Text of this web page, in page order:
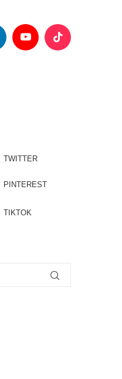
TWITTER
PINTEREST
TIKTOK